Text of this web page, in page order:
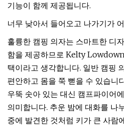
기능이 함께 제공됩니다.
너무 낮아서 들어오고 나가기가
훌륭한 캠핑 의자는 스마트한 디
함을 제공하므로 Kelty
택이라고 생각합니다. 일반 캠핑
편안하고 몸을 쭉 뻗을 수 있습니
우뚝 솟아 있는 대신 캠프파이어
의미합니다. 추운 밤에 대화를 나
중에 발견한 것처럼 키가 큰 사람